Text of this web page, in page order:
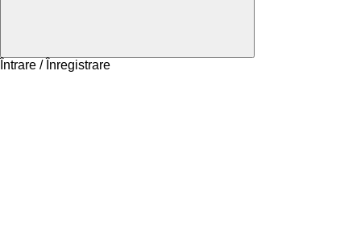
Întrare / Înregistrare